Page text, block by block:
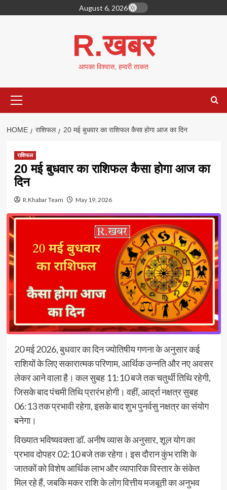
to
August 6, 2026
R.खबर
आपका विश्वास, हमारी ताकत
Menu
HOME राशिफल 20 मई बुधवार का राशिफल कैसा होगा आज का दिन
राशिफल
20 मई बुधवार का राशिफल कैसा होगा आज का
दिन
R.Khabar Team May 19, 2026
20 मई 2026, बुधवार का दिन ज्योतिषीय गणना के अनुसार कई
राशियों के लिए सकारात्मक परिणाम, आर्थिक उन्नति और नए अवसर
लेकर आने वाला है। कल सुबह 11:10 बजे तक चतुर्थी तिथि रहेगी,
जिसके बाद पंचमी तिथि प्रारंभ होगी। वहीं, आर्द्रा नक्षत्र सुबह
06:13 तक प्रभावी रहेगा, इसके बाद शुभ पुनर्वसु नक्षत्र का संयोग
बनेगा।
विख्यात भविष्यवक्ता डॉ. अनीष व्यास के अनुसार, शूल योग का
प्रभाव दोपहर 02:10 बजे तक रहेगा। इस दौरान कुंभ राशि के
जातकों को विशेष आर्थिक लाभ और व्यापारिक विस्तार के संकेत
मिल रहे हैं, जबकि मकर राशि के लोग वित्तीय मजबूती का अनुभव